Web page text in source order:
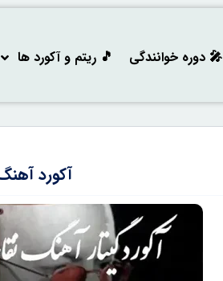
🎤 دوره خوانندگی 🎵 ریتم و آکورد ها
آکورد